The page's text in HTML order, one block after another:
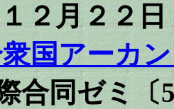
１２月２２
国アーカ
合同ゼミ〔